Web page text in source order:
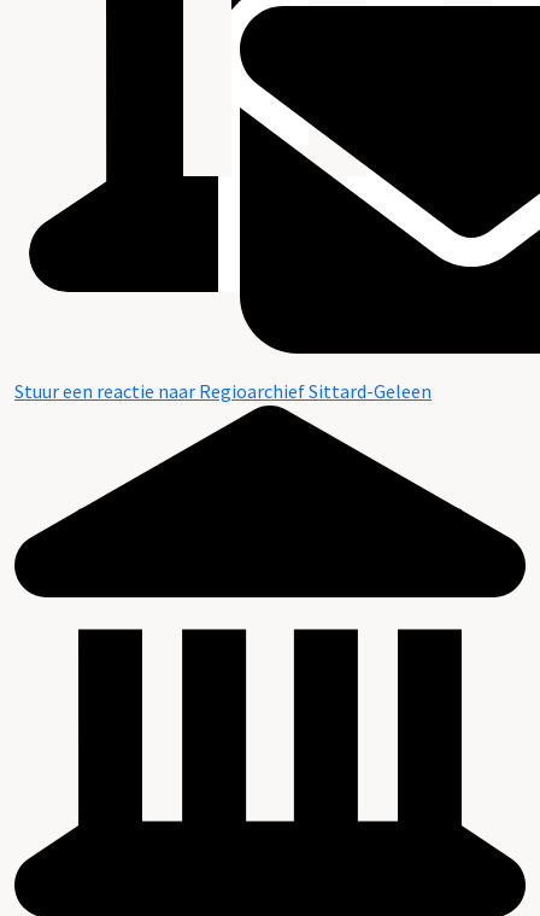
Stuur een reactie naar Regioarchief Sittard-Geleen